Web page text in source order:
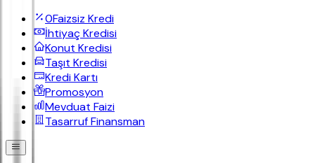
0Faizsiz Kredi
İhtiyaç Kredisi
Konut Kredisi
Taşıt Kredisi
Kredi Kartı
Promosyon
Mevduat Faizi
Tasarruf Finansman